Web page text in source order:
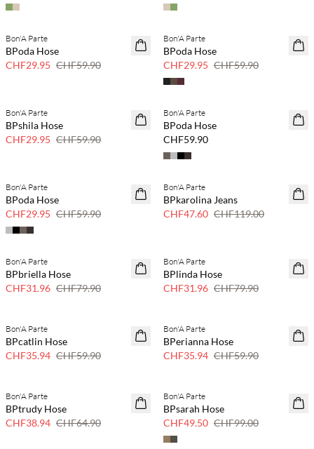
SAVE20
Bon'A Parte
BPoda Hose
CHF29.95 CHF59.90
SAVE20
Bon'A Parte
BPoda Hose
CHF29.95 CHF59.90
SAVE20
Bon'A Parte
BPshila Hose
CHF29.95 CHF59.90
Bon'A Parte
BPoda Hose
CHF59.90
SAVE20
Bon'A Parte
BPoda Hose
CHF29.95 CHF59.90
SAVE20
Bon'A Parte
BPkarolina Jeans
CHF47.60 CHF119.00
SAVE20
Bon'A Parte
BPbriella Hose
CHF31.96 CHF79.90
SAVE20
Bon'A Parte
BPlinda Hose
CHF31.96 CHF79.90
40 % Rabatt
Bon'A Parte
BPcatlin Hose
CHF35.94 CHF59.90
40 % Rabatt
Bon'A Parte
BPerianna Hose
CHF35.94 CHF59.90
40 % Rabatt
Bon'A Parte
BPtrudy Hose
CHF38.94 CHF64.90
50 % Rabatt
Bon'A Parte
BPsarah Hose
CHF49.50 CHF99.00